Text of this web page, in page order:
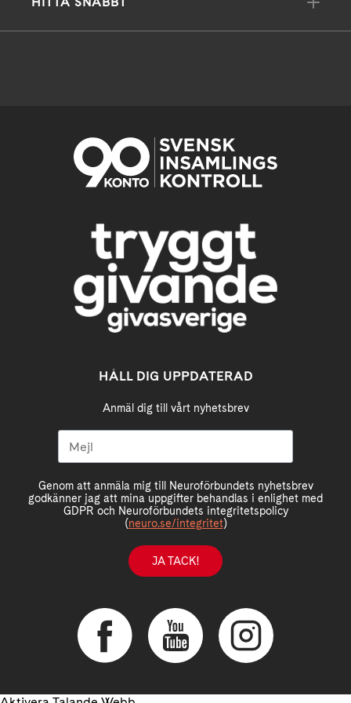
HÅLL DIG UPPDATERAD
Anmäl dig till vårt nyhetsbrev
Genom att anmäla mig till Neuroförbundets nyhetsbrev
godkänner jag att mina uppgifter behandlas i enlighet med
GDPR och Neuroförbundets integritetspolicy
(neuro.se/integritet)
JA TACK!